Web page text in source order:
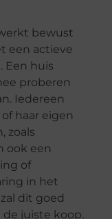
bewust
een actieve
Een huis
proberen
Iedereen
haar eigen
zoals
ook een
of
in het
dit goed
juiste koop.